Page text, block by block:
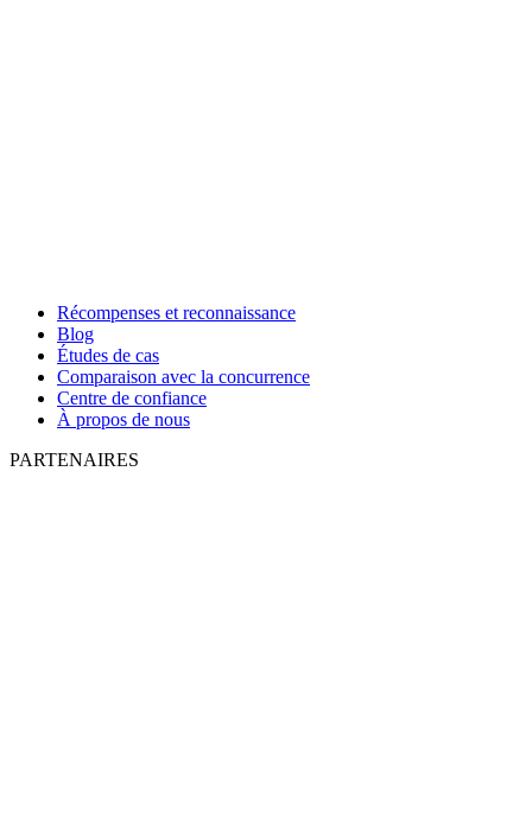
Récompenses et reconnaissance
Blog
Études de cas
Comparaison avec la concurrence
Centre de confiance
À propos de nous
PARTENAIRES